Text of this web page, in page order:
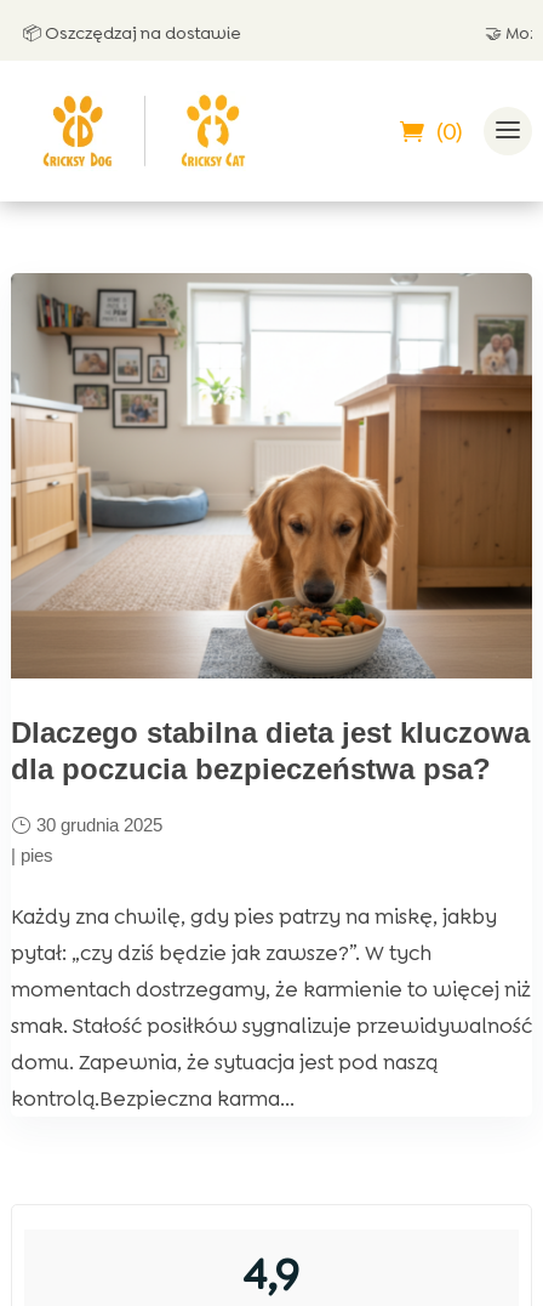
Oszczędzaj na dostawie 🤝 Możesz
(0)
Dlaczego stabilna dieta jest kluczowa
dla poczucia bezpieczeństwa psa?
30 grudnia 2025
| pies
Każdy zna chwilę, gdy pies patrzy na miskę, jakby
pytał: „czy dziś będzie jak zawsze?”. W tych
momentach dostrzegamy, że karmienie to więcej niż
smak. Stałość posiłków sygnalizuje przewidywalność
domu. Zapewnia, że sytuacja jest pod naszą
kontrolą.Bezpieczna karma...
4,9